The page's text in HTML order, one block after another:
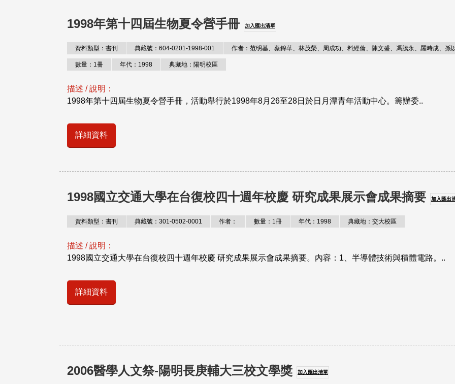
1998年第十四屆生物夏令營手冊 加入匯出清單
資料類型：書刊 典藏號：604-0201-1998-001 作者：范明基、蔡錦華、林茂榮、周成功、料經倫、陳文盛、馮騰永、羅時成、孫
數量：1冊 年代：1998 典藏地：陽明校區
描述 / 說明：
1998年第十四屆生物夏令營手冊，活動舉行於1998年8月26至28日於日月潭青年活動中心。籌辦委..
詳細資料
1998國立交通大學在台復校四十週年校慶 研究成果展示會成果摘要 加入匯出
資料類型：書刊 典藏號：301-0502-0001 作者： 數量：1冊 年代：1998 典藏地：交大校區
描述 / 說明：
1998國立交通大學在台復校四十週年校慶 研究成果展示會成果摘要。內容：1、半導體技術與積體電路。..
詳細資料
2006醫學人文祭-陽明長庚輔大三校文學獎 加入匯出清單